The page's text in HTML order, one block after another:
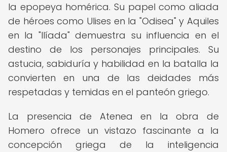
la epopeya homérica. Su papel como aliada
de héroes como Ulises en la "Odisea" y Aquiles
en la "Ilíada" demuestra su influencia en el
destino de los personajes principales. Su
astucia, sabiduría y habilidad en la batalla la
convierten en una de las deidades más
respetadas y temidas en el panteón griego.
La presencia de Atenea en la obra de
Homero ofrece un vistazo fascinante a la
concepción griega de la inteligencia